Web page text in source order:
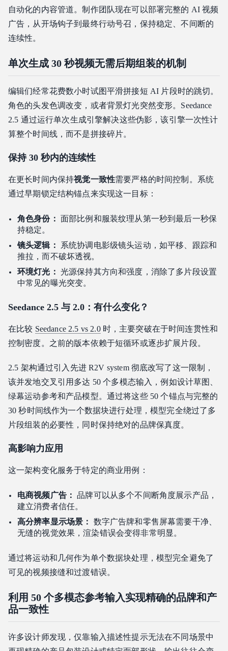
自动化的内容管道。制作团队现在可以部署完整的 AI 视频
广告，从开场钩子到最终行动号召，保持稳定、不间断的
连续性。
单次生成 30 秒视频无需后期组装的机制
编辑们经常花费数小时试图平滑拼接短 AI 片段时的跳切。
角色的头发色调改变，或者背景灯光突然变形。Seedance
2.5 通过运行单次生成引擎解决这些伪影，该引擎一次性计
算整个时间线，而不是拼接碎片。
保持 30 秒内的连续性
在更长时间内保持视觉一致性需要严格的时间控制。系统
通过早期锁定结构锚点来实现这一目标：
角色身份： 面部比例和服装纹理从第一秒到最后一秒保
持稳定。
镜头逻辑：
系统协调电影级镜头运动，如平移、跟踪和
推拉，而不破坏透视。
环境灯光： 光源保持其方向和强度，消除了多片段设置
中常见的曝光突变。
Seedance 2.5 与 2.0：有什么变化？
在比较 Seedance 2.5 vs 2.0时，主要突破在于时间连贯性和
控制密度。之前的版本依赖于短循环或逐步扩展片段。
2.5 架构通过引入先进 R2V system 彻底改写了这一限制，
该并发地交叉引用多达 50 个多模态输入，例如设计草图、
绿幕运动参考和产品模型。通过将这些 50 个锚点与完整的
30 秒时间线作为一个数据块进行处理，模型完全绕过了多
片段组装的必要性，同时保持绝对的品牌保真度。
高影响力应用
这一架构变化服务于特定的商业用例：
电商视频广告： 品牌可以从多个不间断角度展示产品，
建立消费者信任。
高分辨率显示场景：
数字广告牌和零售屏幕需要干净、
无缝的视觉效果，渲染错误会变得非常明显。
通过将运动和几何作为单个数据块处理，模型完全避免了
可见的视频接缝和过渡错误。
利用 50 个多模态参考输入实现精确的品牌和产
品一致性
许多设计师发现，仅靠输入描述性提示无法在不同场景中